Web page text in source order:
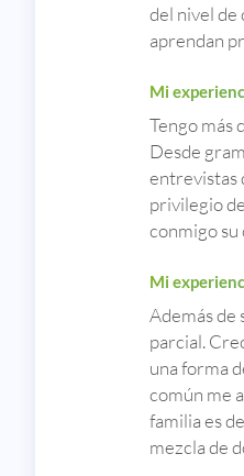
del nivel de
aprendan
Mi
Tengo más
Desde
entrevistas
privilegio
conmigo su
Mi
Además de
parcial.
una forma
común me
familia es
mezcla de